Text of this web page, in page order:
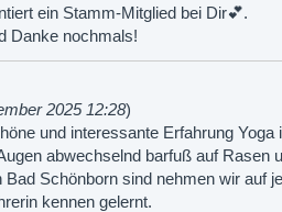
ein Stamm-Mitglied bei Dir💕.
Danke nochmals!
2025 12:28)
und interessante Erfahrung
abwechselnd barfuß auf Rasen
Bad Schönborn sind nehmen wir auf
kennen gelernt.